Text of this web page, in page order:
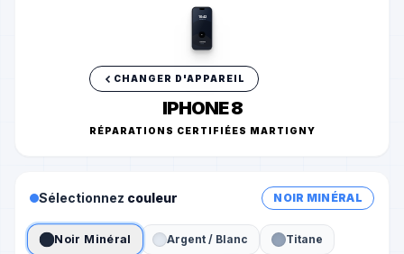
10:42
A
CHANGER D'APPAREIL
IPHONE 8
RÉPARATIONS CERTIFIÉES MARTIGNY
Sélectionnez couleur NOIR MINÉRAL
Noir Minéral Argent / Blanc Titane